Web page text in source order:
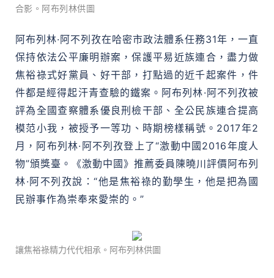
合影。阿布列林供圖
阿布列林·阿不列孜在哈密市政法體系任務31年，一直
保持依法公平廉明辦案，保護平易近族連合，盡力做
焦裕祿式好黨員、好干部，打點過的近千起案件，件
件都是經得起汗青查驗的鐵案。阿布列林·阿不列孜被
評為全國查察體系優良刑檢干部、全公民族連合提高
模范小我，被授予一等功、時期榜樣稱號。2017年2
月，阿布列林·阿不列孜登上了“激動中國2016年度人
物”頒獎臺。《激動中國》推薦委員陳曉川評價阿布列
林·阿不列孜說：“他是焦裕祿的勤學生，他是把為國
民辦事作為崇奉來愛崇的。”
讓焦裕祿精力代代相承。阿布列林供圖